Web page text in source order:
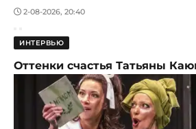
2-08-2026, 20:40
ИНТЕРВЬЮ
Оттенки счастья Татьяны